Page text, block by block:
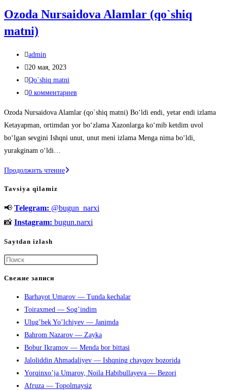
Ozoda Nursaidova Alamlar (qo`shiq
matni)
Автор
записи:
admin
Запись
опубликована:
20 мая, 2023
Рубрика
записи:
Qo`shiq matni
Комментарии
0 комментариев
Ozoda Nursaidova Alamlar (qo`shiq matni) Bo‘ldi endi, yetar endi izlama
Ketayapman, ortimdan yor bo‘zlama Xazonlarga ko‘mib ketdim uvol
bo‘lgan sevgini Ishqni unut, unut meni izlama Menga nima bo‘ldi,
yurakginam o‘ldi…
Продолжить чтениеOzoda
(qo`shiq
matni)
Tavsiya qilamiz
📢 Telegram: @bugun_narxi
📸 Instagram: bugun.narxi
Saytdan izlash
чтобы
панель
поиска.
Свежие записи
Barhayot Umarov — Tunda kechalar
Toiraxmed — Sog’indim
Ulug’bek Yo’lchiyev — Janimda
Bahrom Nazarov — Zayka
Bobur Ikramov — Menda bor bittasi
Jaloliddin Ahmadaliyev — Ishqning chayqov bozorida
Yorqinxo’ja Umarov, Noila Habibullayeva — Bezori
Afruza — Topolmaysiz